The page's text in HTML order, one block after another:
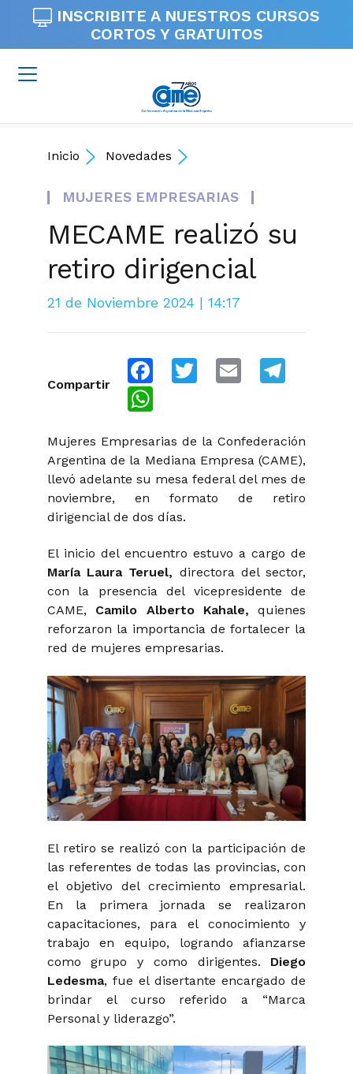
INSCRIBITE A NUESTROS CURSOS
CORTOS Y GRATUITOS
Inicio Novedades
MUJERES EMPRESARIAS
MECAME realizó su
retiro dirigencial
21 de Noviembre 2024 | 14:17
Compartir
FacebookTwitter Email
Mujeres Empresarias de la Confederación
Argentina de la Mediana Empresa (CAME),
llevó adelante su mesa federal del mes de
noviembre, en formato de retiro
dirigencial de dos días.
El inicio del encuentro estuvo a cargo de
María Laura Teruel, directora del sector,
con la presencia del vicepresidente de
CAME, Camilo Alberto Kahale, quienes
reforzaron la importancia de fortalecer la
red de mujeres empresarias.
El retiro se realizó con la participación de
las referentes de todas las provincias, con
el objetivo del crecimiento empresarial.
En la primera jornada se realizaron
capacitaciones, para el conocimiento y
trabajo en equipo, logrando afianzarse
como grupo y como dirigentes. Diego
Ledesma, fue el disertante encargado de
brindar el curso referido a “Marca
Personal y liderazgo”.